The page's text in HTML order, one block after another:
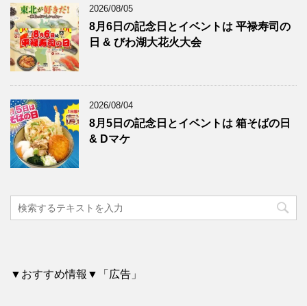
2026/08/05
8月6日の記念日とイベントは 平禄寿司の
日 & びわ湖大花火大会
2026/08/04
8月5日の記念日とイベントは 箱そばの日
& Dマケ
▼おすすめ情報▼「広告」